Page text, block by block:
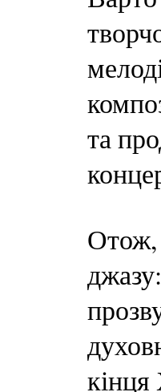
та
Отож,